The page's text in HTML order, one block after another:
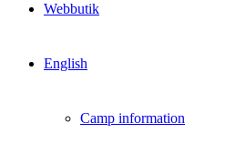
Webbutik
English
Camp information